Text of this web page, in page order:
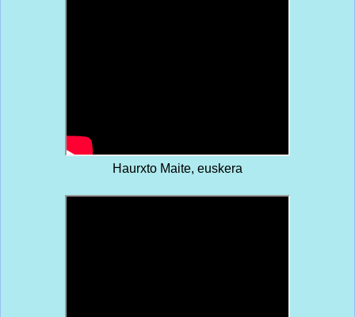
Haurxto Maite, euskera